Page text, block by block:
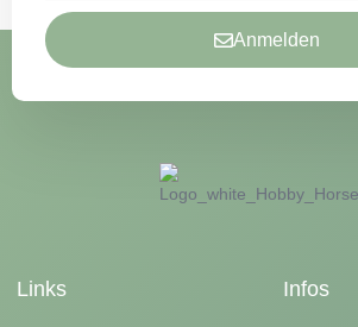
Anmelden
Links Infos